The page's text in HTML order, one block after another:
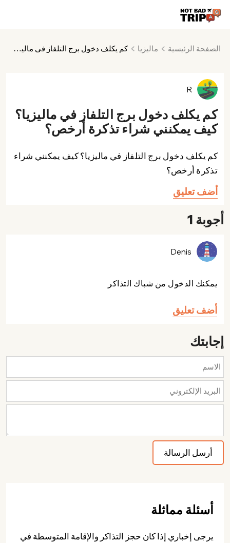
الصفحة الرئيسية ماليزيا كم يكلف دخول برج التلفاز في ماليزيا؟ كيف يمكنني شراء تذكرة أرخص؟
R
كم يكلف دخول برج التلفاز في ماليزيا؟
كيف يمكنني شراء تذكرة أرخص؟
كم يكلف دخول برج التلفاز في ماليزيا؟ كيف يمكنني شراء
تذكرة أرخص؟
أضف تعليق
أجوبة 1
Denis
يمكنك الدخول من شباك التذاكر
أضف تعليق
إجابتك
أسئلة مماثلة
يرجى إخباري إذا كان حجز التذاكر والإقامة المتوسطة في